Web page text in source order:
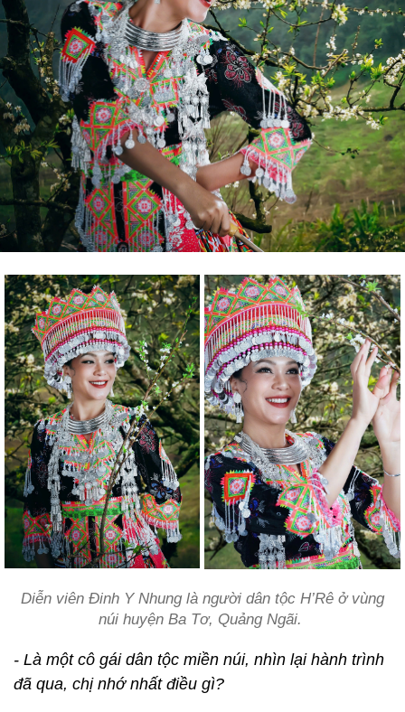
Diễn viên Đinh Y Nhung là người dân tộc H’Rê ở vùng
núi huyện Ba Tơ, Quảng Ngãi.
- Là một cô gái dân tộc miền núi, nhìn lại hành trình
đã qua, chị nhớ nhất điều gì?